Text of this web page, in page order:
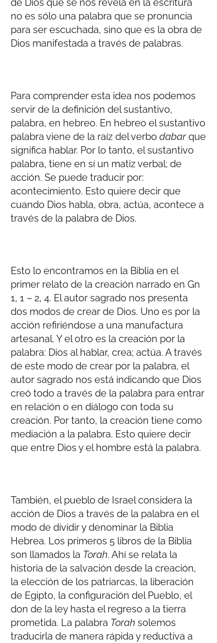
de Dios que se nos revela en la escritura
no es sólo una palabra que se pronuncia
para ser escuchada, sino que es la obra de
Dios manifestada a través de palabras.
Para comprender esta idea nos podemos
servir de la definición del sustantivo,
palabra, en hebreo. En hebreo el sustantivo
palabra viene de la raíz del verbodabarque
significa hablar. Por lo tanto, el sustantivo
palabra, tiene en sí un matiz verbal; de
acción. Se puede traducir por:
acontecimiento. Esto quiere decir que
cuando Dios habla, obra, actúa, acontece a
través de la palabra de Dios.
Esto lo encontramos en la Biblia en el
primer relato de la creación narrado en Gn
1, 1 – 2, 4. El autor sagrado nos presenta
dos modos de crear de Dios. Uno es por la
acción refiriéndose a una manufactura
artesanal. Y el otro es la creación por la
palabra: Dios al hablar, crea; actúa. A través
de este modo de crear por la palabra, el
autor sagrado nos está indicando que Dios
creó todo a través de la palabra para entrar
en relación o en diálogo con toda su
creación. Por tanto, la creación tiene como
mediación a la palabra. Esto quiere decir
que entre Dios y el hombre está la palabra.
También, el pueblo de Israel considera la
acción de Dios a través de la palabra en el
modo de dividir y denominar la Biblia
Hebrea. Los primeros 5 libros de la Biblia
son llamados la Torah. Ahí se relata la
historia de la salvación desde la creación,
la elección de los patriarcas, la liberación
de Egipto, la configuración del Pueblo, el
don de la ley hasta el regreso a la tierra
prometida. La palabra Torah solemos
traducirla de manera rápida y reductiva a